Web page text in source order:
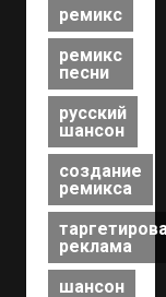
ремикс
ремикс
песни
русский
шансон
создание
ремикса
реклама
шансон